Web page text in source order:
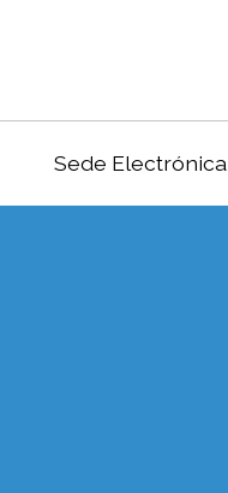
Sede Electrónica